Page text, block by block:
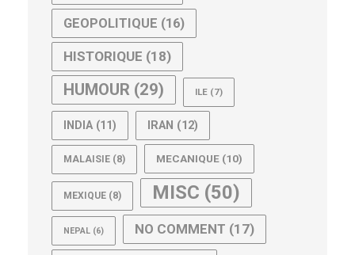
GEOPOLITIQUE (16)
HISTORIQUE (18)
HUMOUR (29) ILE (7)
INDIA (11) IRAN (12)
MALAISIE (8) MECANIQUE (10)
MEXIQUE (8) MISC (50)
NEPAL (6) NO COMMENT (17)